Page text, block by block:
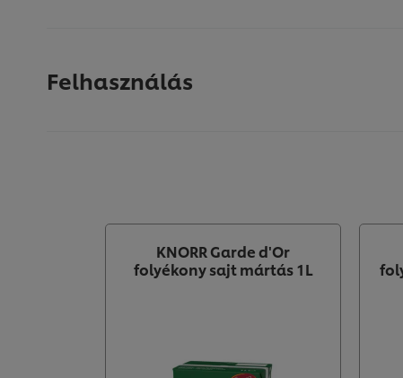
Felhasználás
KNORR Garde d'Or
folyékony sajt mártás 1L